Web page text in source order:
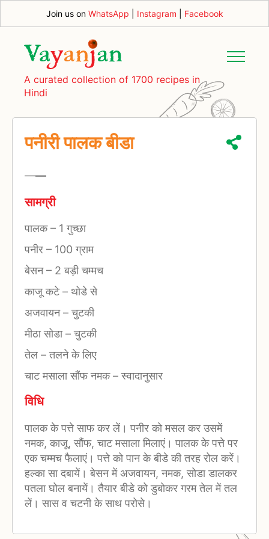
Join us on WhatsApp Instagram Facebook
A curated collection of 1700 recipes in
Hindi
पनीरी पालक बीडा
——
सामग्री
पालक– 1 गुच्छा
पनीर – 100 ग्राम
बेसन– 2 बड़ी चम्मच
काजू कटे– थोडे से
अजवायन–चुटकी
मीठा सोडा–चुटकी
तेल –तलने के लिए
चाट मसाला सौंफ नमक–स्वादानुसार
विधि
पालक के पत्ते साफ कर लें। पनीर को मसल कर उसमें
नमक, काजू, सौंफ, चाट मसाला मिलाएं। पालक के पत्ते पर
एक चम्मच फैलाएं। पत्ते को पान के बीडे की तरह रोल करें।
हल्का सा दबायें। बेसन में अजवायन, नमक, सोडा डालकर
पतला घोल बनायें। तैयार बीडे को डुबोकर गरम तेल में तल
लें। सास व चटनी के साथ परोसे।